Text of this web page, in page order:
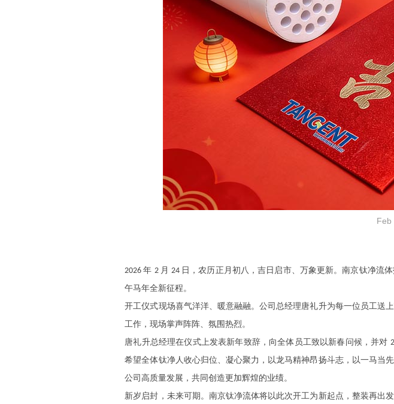
Feb
2026年 2 月24 日，农历正月初八，吉日启市、万象更新。南京钛净流
午马年全新征程。
开工仪式现场喜气洋洋、暖意融融。公司总经理唐礼升为每一位员工送
工作，现场掌声阵阵、氛围热烈。
唐礼升总经理在仪式上发表新年致辞，向全体员工致以新春问候，并对
希望全体钛净人收心归位、凝心聚力，以龙马精神昂扬斗志，以一马当
公司高质量发展，共同创造更加辉煌的业绩。
新岁启封，未来可期。南京钛净流体将以此次开工为新起点，整装再出